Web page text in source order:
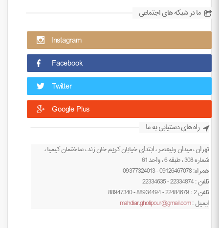
ما در شبکه های اجتماعی
Instagram
Facebook
Twitter
Google Plus
راه های دستیابی به ما
تهران ، میدان ولیعصر ، ابتدای خیابان کریم خان زند ، ساختمان کیمیا ،
شماره 308 ، طبقه 6 ، واحد 61
همراه: 09126467078 - 09377324013
تلفن : 22334874 - 22334635
تلفن 2 : 22484679 - 88934494 - 88947340
ایمیل :mahdiar.gholipour@gmail.com